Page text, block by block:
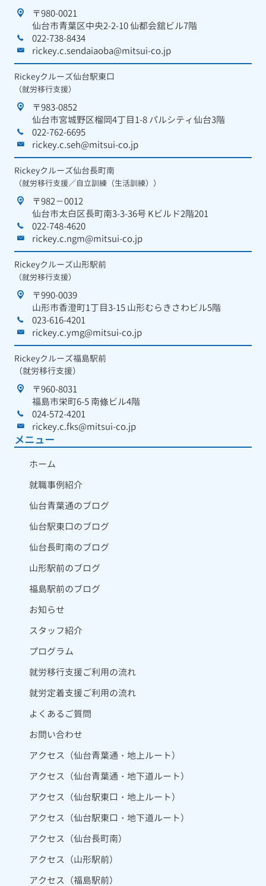
〒980-0021
仙台市青葉区中央2-2-10 仙都会舘ビル7階
022-738-8434
rickey.c.sendaiaoba@mitsui-co.jp
Rickeyクルーズ仙台駅東口
（就労移行支援）
〒983-0852
仙台市宮城野区榴岡4丁目1-8 パルシティ仙台3階
022-762-6695
rickey.c.seh@mitsui-co.jp
Rickeyクルーズ仙台長町南
（就労移行支援／自立訓練（生活訓練））
〒982－0012
仙台市太白区長町南3-3-36号 Kビルド2階201
022-748-4620
rickey.c.ngm@mitsui-co.jp
Rickeyクルーズ山形駅前
（就労移行支援）
〒990-0039
山形市香澄町1丁目3-15 山形むらきさわビル5階
023-616-4201
rickey.c.ymg@mitsui-co.jp
Rickeyクルーズ福島駅前
（就労移行支援）
〒960-8031
福島市栄町6-5 南條ビル4階
024-572-4201
rickey.c.fks@mitsui-co.jp
メニュー
ホーム
就職事例紹介
仙台青葉通のブログ
仙台駅東口のブログ
仙台長町南のブログ
山形駅前のブログ
福島駅前のブログ
お知らせ
スタッフ紹介
プログラム
就労移行支援ご利用の流れ
就労定着支援ご利用の流れ
よくあるご質問
お問い合わせ
アクセス（仙台青葉通・地上ルート）
アクセス（仙台青葉通・地下道ルート）
アクセス（仙台駅東口・地上ルート）
アクセス（仙台駅東口・地下道ルート）
アクセス（仙台長町南）
アクセス（山形駅前）
アクセス（福島駅前）